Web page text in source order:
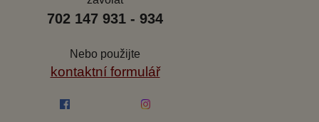
702 147 931 - 934
Nebo použijte
kontaktní formulář